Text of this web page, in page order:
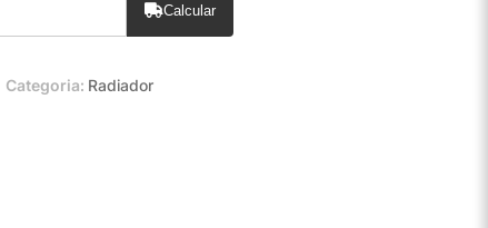
Calcular
Categoria: Radiador